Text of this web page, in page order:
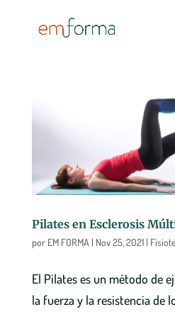
Pilates en Esclerosis
por EM FORMA | Nov 25, 2021|
El Pilates es un método de
la fuerza y la resistencia de